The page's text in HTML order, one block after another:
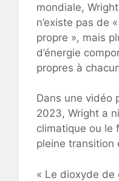
mondiale,
n’existe pas de
propre », mais
d’énergie
propres à
Dans une vidéo
2023, Wright a
climatique ou le
pleine transition
« Le dioxyde de